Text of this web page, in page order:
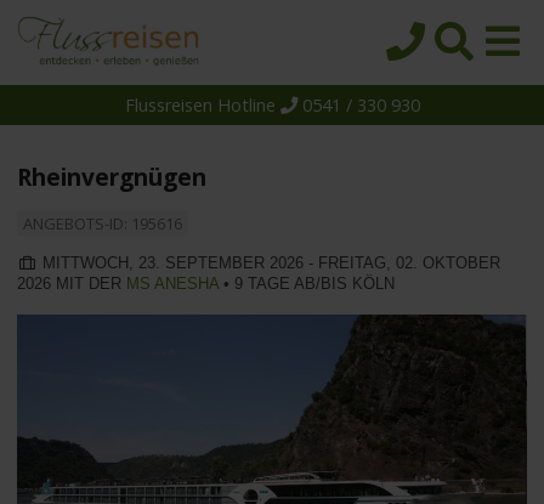
Reedereien
Suche
Flussreisen Hotline 0541 / 330 930
Rheinvergnügen
ANGEBOTS-ID: 195616
MITTWOCH, 23. SEPTEMBER 2026 - FREITAG, 02. OKTOBER
2026 MIT DER MS ANESHA • 9 TAGE AB/BIS KÖLN